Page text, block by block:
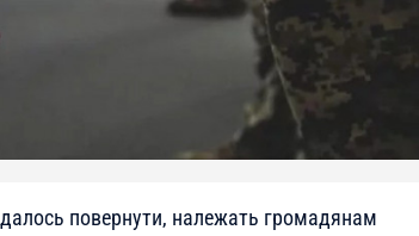
повернути, належать громадянам